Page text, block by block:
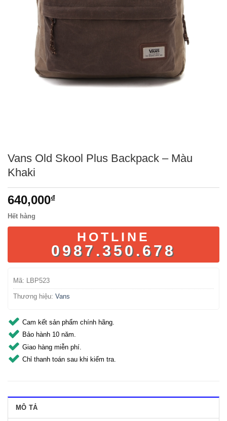
Vans Old Skool Plus Backpack – Màu
Khaki
640,000₫
Hết hàng
HOTLINE
0987.350.678
Mã: LBP523
Thương hiệu: Vans
Cam kết sản phẩm chính hãng.
Bảo hành 10 năm.
Giao hàng miễn phí.
Chỉ thanh toán sau khi kiểm tra.
MÔ TẢ